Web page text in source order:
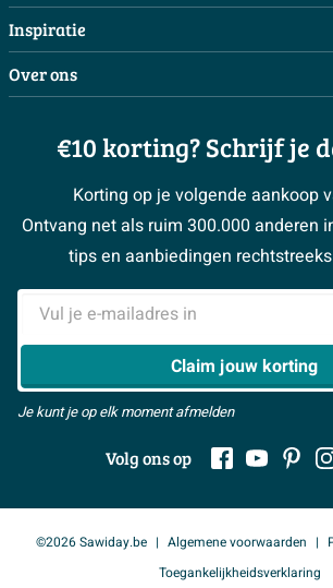
Bestellen
Betalen
Bezorgen / afhalen
Garantie / klachten
Reviewbeleid
> Naar de klantenservice
Maak een afspraak
Doe de offerte check
3D tekening maken
Klustips
Klusadvies
> Alle adviesmogelijkheden
Inspiratie
Complete badkamers
Complete toiletruimtes
Moodboards
Magazine
#MySawiday
> Naar inspiratie
Over ons
Over Sawiday
Vacatures
Sawiday PRO
BeCommerce
Samenwerken
> Alles over showrooms
€10 korting? Schrijf je
Korting op je volgende aankoop
Ontvang net als ruim 300.000 anderen
tips en aanbiedingen
E-mailadres
Claim jouw korting
Je kunt je op elk moment afmelden
Volg ons op
©2026 Sawiday.be Algemene voorwaarden
Toegankelijkheidsverklaring